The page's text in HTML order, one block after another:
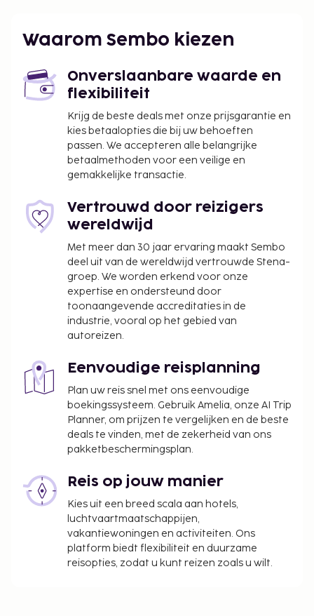
Waarom Sembo kiezen
Onverslaanbare waarde en
flexibiliteit
Krijg de beste deals met onze prijsgarantie en
kies betaalopties die bij uw behoeften
passen. We accepteren alle belangrijke
betaalmethoden voor een veilige en
gemakkelijke transactie.
Vertrouwd door reizigers
wereldwijd
Met meer dan 30 jaar ervaring maakt Sembo
deel uit van de wereldwijd vertrouwde Stena-
groep. We worden erkend voor onze
expertise en ondersteund door
toonaangevende accreditaties in de
industrie, vooral op het gebied van
autoreizen.
Eenvoudige reisplanning
Plan uw reis snel met ons eenvoudige
boekingssysteem. Gebruik Amelia, onze AI Trip
Planner, om prijzen te vergelijken en de beste
deals te vinden, met de zekerheid van ons
pakketbeschermingsplan.
Reis op jouw manier
Kies uit een breed scala aan hotels,
luchtvaartmaatschappijen,
vakantiewoningen en activiteiten. Ons
platform biedt flexibiliteit en duurzame
reisopties, zodat u kunt reizen zoals u wilt.